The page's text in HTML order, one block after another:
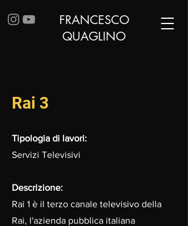
FRANCESCO
QUAGLINO
Rai 3
Tipologia di lavori:
Servizi Televisivi
Descrizione:
Rai 1 è il terzo canale televisivo della
Rai, l'azienda pubblica italiana